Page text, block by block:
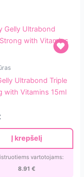
Ultrabond Triple
with Vitamins 15ml
Į krepšelį
vartotojams:
8.91 €